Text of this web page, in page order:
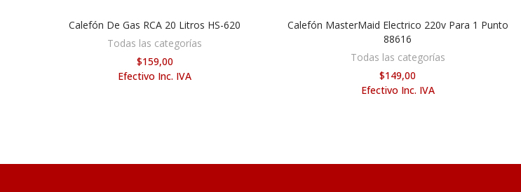
AÑADIR AL CARRITO
Calefón De Gas RCA 20 Litros HS-620
Todas las categorías
$159,00
Efectivo Inc. IVA
AÑADIR AL CARRITO
Calefón MasterMaid Electrico 220v Para 1 Punto
88616
Todas las categorías
$149,00
Efectivo Inc. IVA